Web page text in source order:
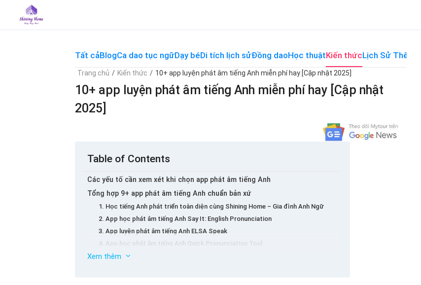
content
Tất cảBlogCa dao tục ngữDạy béDi tích lịch sửĐồng daoHọc thuậtKiến thứcLịch Sử Thế Giới
Trang chủ / Kiến thức / 10+ app luyện phát âm tiếng Anh miễn phí hay [Cập nhật 2025]
10+ app luyện phát âm tiếng Anh miễn phí hay [Cập nhật
2025]
Table of Contents
Các yếu tố cần xem xét khi chọn app phát âm tiếng Anh
Tổng hợp 9+ app phát âm tiếng Anh chuẩn bản xứ
1. Học tiếng Anh phát triển toàn diện cùng Shining Home – Gia đình Anh Ngữ
2. App học phát âm tiếng Anh Say It: English Pronunciation
3. App luyện phát âm tiếng Anh ELSA Speak
4. App học phát âm tiếng Anh Quick Pronunciation Tool
5. Phần mềm luyện phát âm tiếng Anh Speak English Pronunciation
Xem thêm